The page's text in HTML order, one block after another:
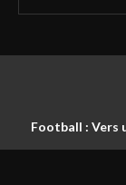
Football : Vers